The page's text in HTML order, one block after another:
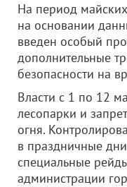
На период
на основании
введен особый
дополнительные
безопасности на
Власти с 1 по 12
лесопарки и
огня.
в праздничные
специальные
администрации